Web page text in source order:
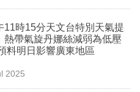
11時15分天文台特別天氣提
熱帶氣旋丹娜絲減弱為低壓
料明日影響廣東地區
2025